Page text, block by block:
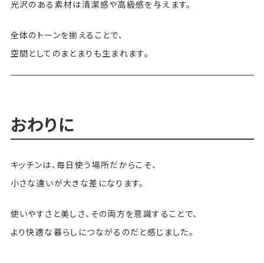
光沢のある素材は清潔感や高級感を与えます。
全体のトーンを揃えることで、
空間としてのまとまりも生まれます。
おわりに
キッチンは、毎日使う場所だからこそ、
小さな違いが大きな差になります。
使いやすさと美しさ、その両方を意識することで、
より快適な暮らしにつながるのだと感じました。